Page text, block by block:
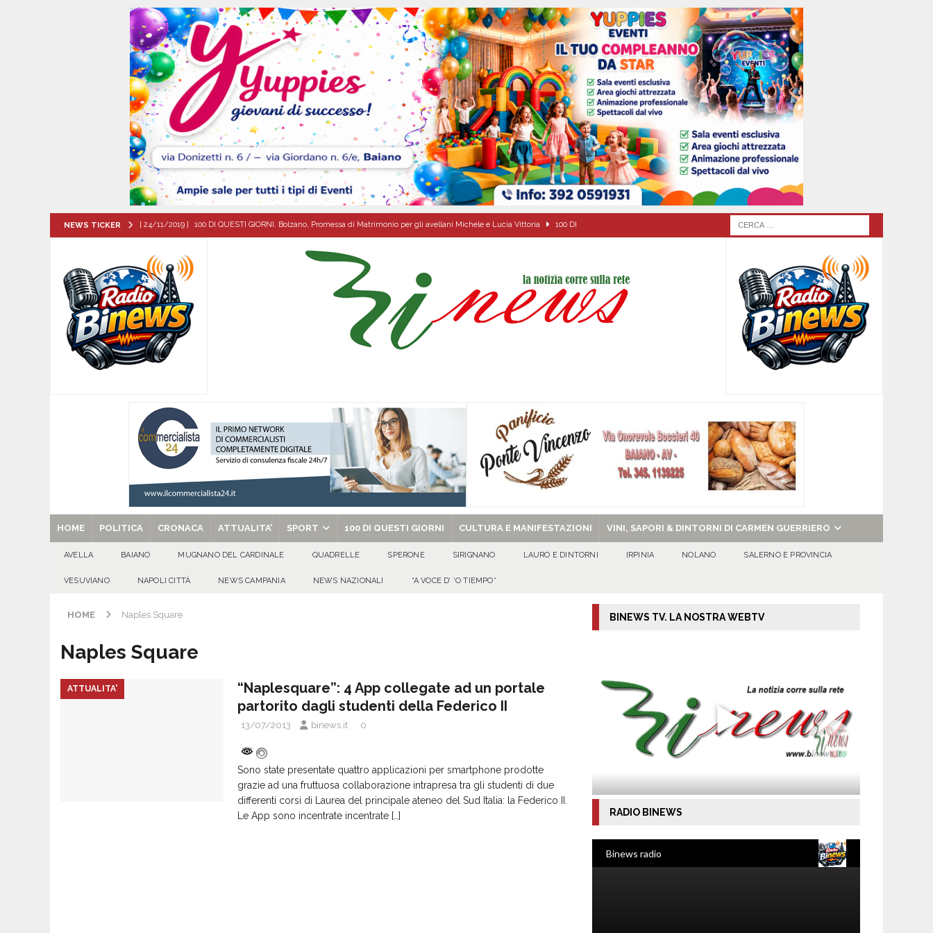
NEWS TICKER [ 24/11/2019 ] 100 DI QUESTI GIORNI. Bolzano, Promessa di Matrimonio per gli avellani Michele e Lucia Vittoria 100 DI
[ 09/08/2026 ] MUGNANO DEL CARDINALE. Chi era Carmine Colucci, il 60enne morto tragicamente nel giorno della festa di
Santa Filomena
[ 09/08/2026 ] Baiano, smarrito un Chihuahua: l’appello per ritrovarlo ATTUALITA'
[ 09/08/2026 ] Festa della Mozzarella di Bufala a Cancello ed Arnone: filiera bufalina solida ed in crescita continua
CASERTANA
ATTUALITA'
[ 09/08/2026 ] Avella, cucciolo smarrito in via Carlo III: l’appello della famiglia per ritrovarlo AVELLA
[ 29/08/2025 ] SANT’Oggi. Venerdì 29 agosto la chiesa celebra il Martirio di san Giovanni Battista e santa Sabina EVIDENZA
HOME POLITICA CRONACA ATTUALITA’ SPORT 100 DI QUESTI GIORNI CULTURA E MANIFESTAZIONI VINI, SAPORI & DINTORNI DI CARMEN GUERRIERO
AVELLA BAIANO MUGNANO DEL CARDINALE QUADRELLE SPERONE SIRIGNANO LAURO E DINTORNI IRPINIA NOLANO SALERNO E PROVINCIA
VESUVIANO NAPOLI CITTÀ NEWS CAMPANIA NEWS NAZIONALI “A VOCE D’ ‘O TIEMPO”
HOME Naples Square
Naples Square
ATTUALITA'
“Naplesquare”: 4 App collegate ad un portale
partorito dagli studenti della Federico II
13/07/2013 binews.it 0
Sono state presentate quattro applicazioni per smartphone prodotte
grazie ad una fruttuosa collaborazione intrapresa tra gli studenti di due
differenti corsi di Laurea del principale ateneo del Sud Italia: la Federico II.
Le App sono incentrate incentrate […]
BINEWS TV. LA NOSTRA WEBTV
RADIO BINEWS